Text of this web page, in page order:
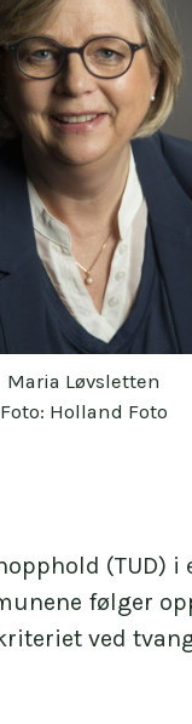
Maria Løvsletten
Foto: Holland Foto
(TUD) i
følger
ved